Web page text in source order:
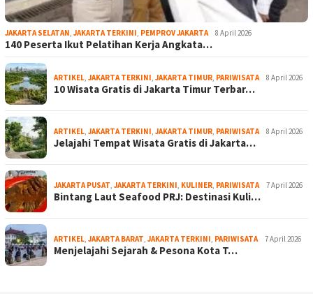
JAKARTA SELATAN, JAKARTA TERKINI, PEMPROV JAKARTA 8 April 2026
140 Peserta Ikut Pelatihan Kerja Angkata…
ARTIKEL, JAKARTA TERKINI, JAKARTA TIMUR, PARIWISATA 8 April 2026
10 Wisata Gratis di Jakarta Timur Terbar…
ARTIKEL, JAKARTA TERKINI, JAKARTA TIMUR, PARIWISATA 8 April 2026
Jelajahi Tempat Wisata Gratis di Jakarta…
JAKARTA PUSAT, JAKARTA TERKINI, KULINER, PARIWISATA 7 April 2026
Bintang Laut Seafood PRJ: Destinasi Kuli…
ARTIKEL, JAKARTA BARAT, JAKARTA TERKINI, PARIWISATA 7 April 2026
Menjelajahi Sejarah & Pesona Kota T…